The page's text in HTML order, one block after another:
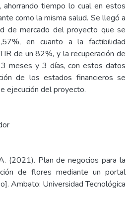
ahorrando tiempo lo cual en estos
como la misma salud. Se llegó a
de mercado del proyecto que se
en cuanto a la factibilidad
de un 82%, y la recuperación de
meses y 3 días, con estos datos
de los estados financieros se
ejecución del proyecto.
(2021). Plan de negocios para la
de flores mediante un portal
Ambato: Universidad Tecnológica